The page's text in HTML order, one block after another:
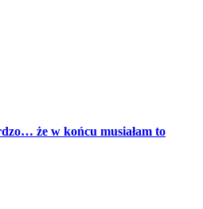
że w końcu musiałam to